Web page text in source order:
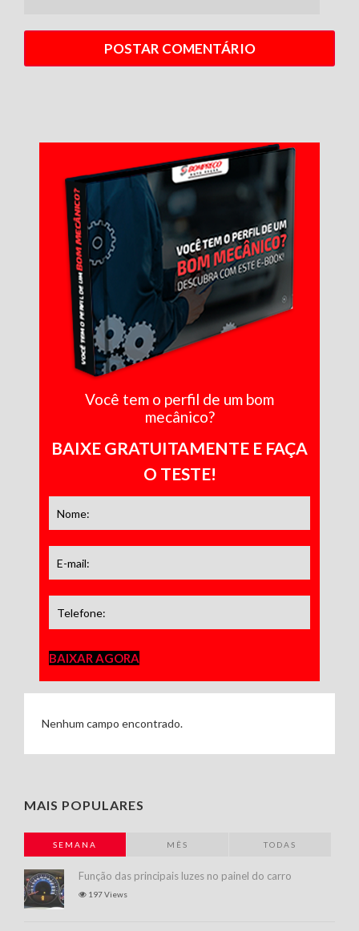
Você tem o perfil de um bom
mecânico?
BAIXE GRATUITAMENTE E FAÇA
O TESTE!
BAIXAR AGORA
Nenhum campo encontrado.
MAIS POPULARES
SEMANA MÊS TODAS
Função das principais luzes no painel do carro
197 Views